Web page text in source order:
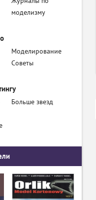
моделизму
Моделирование
Советы
Больше звезд